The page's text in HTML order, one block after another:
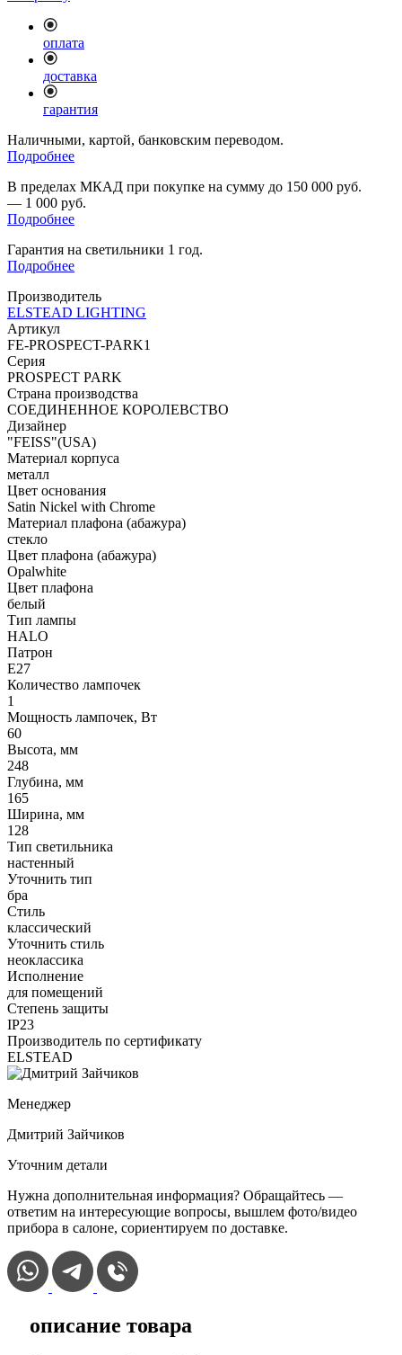
оплата
доставка
гарантия
Наличными, картой, банковским переводом.
Подробнее
В пределах МКАД при покупке на сумму до 150 000 руб.
— 1 000 руб.
Подробнее
Гарантия на светильники 1 год.
Подробнее
Производитель
ELSTEAD LIGHTING
Артикул
FE-PROSPECT-PARK1
Серия
PROSPECT PARK
Страна производства
СОЕДИНЕННОЕ КОРОЛЕВСТВО
Дизайнер
"FEISS"(USA)
Материал корпуса
металл
Цвет основания
Satin Nickel with Chrome
Материал плафона (абажура)
стекло
Цвет плафона (абажура)
Opalwhite
Цвет плафона
белый
Тип лампы
HALO
Патрон
E27
Количество лампочек
1
Мощность лампочек, Вт
60
Высота, мм
248
Глубина, мм
165
Ширина, мм
128
Тип светильника
настенный
Уточнить тип
бра
Стиль
классический
Уточнить стиль
неоклассика
Исполнение
для помещений
Степень защиты
IP23
Производитель по сертификату
ELSTEAD
Менеджер
Дмитрий Зайчиков
Уточним детали
Нужна дополнительная информация? Обращайтесь —
ответим на интересующие вопросы, вышлем фото/видео
прибора в салоне, сориентируем по доставке.
описание товара